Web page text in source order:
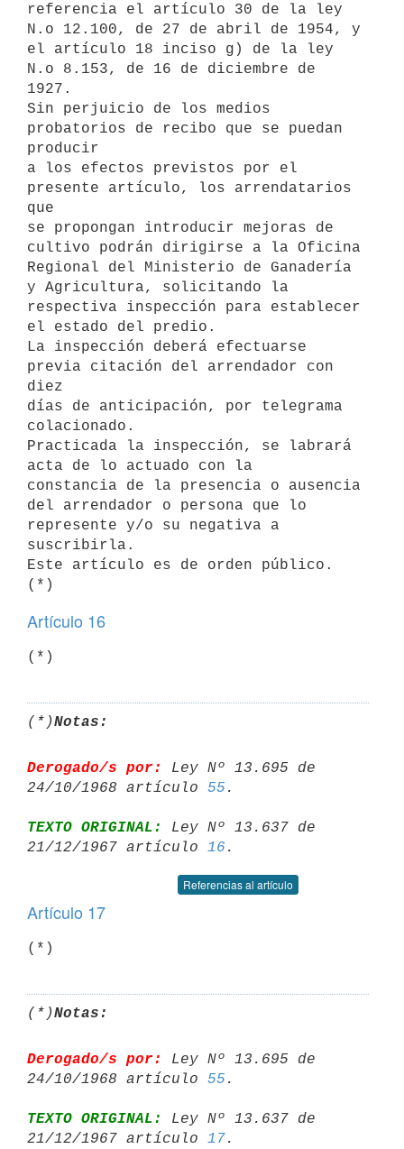
referencia el artículo 30 de la ley
N.o 12.100, de 27 de abril de 1954, y
el artículo 18 inciso g) de la ley
N.o 8.153, de 16 de diciembre de
1927.
Sin perjuicio de los medios
probatorios de recibo que se puedan
producir
a los efectos previstos por el
presente artículo, los arrendatarios
que
se propongan introducir mejoras de
cultivo podrán dirigirse a la Oficina
Regional del Ministerio de Ganadería
y Agricultura, solicitando la
respectiva inspección para establecer
el estado del predio.
La inspección deberá efectuarse
previa citación del arrendador con
diez
días de anticipación, por telegrama
colacionado.
Practicada la inspección, se labrará
acta de lo actuado con la
constancia de la presencia o ausencia
del arrendador o persona que lo
represente y/o su negativa a
suscribirla.
Este artículo es de orden público.
Artículo 16
(*)Notas:
Derogado/s por:
Ley Nº 13.695 de
24/10/1968 artículo 55
TEXTO ORIGINAL:
Ley Nº 13.637 de
21/12/1967 artículo 16
Referencias al artículo
Artículo 17
(*)Notas:
Derogado/s por:
Ley Nº 13.695 de
24/10/1968 artículo 55
TEXTO ORIGINAL:
Ley Nº 13.637 de
21/12/1967 artículo 17